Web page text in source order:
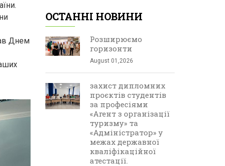
Днем
ОСТАННІ НОВИНИ
Розширюємо
горизонти
August 01,2026
захист дипломних
проєктів студентів
за професіями
«Агент з організації
туризму» та
«Адміністратор» у
межах державної
кваліфікаційної
атестації.